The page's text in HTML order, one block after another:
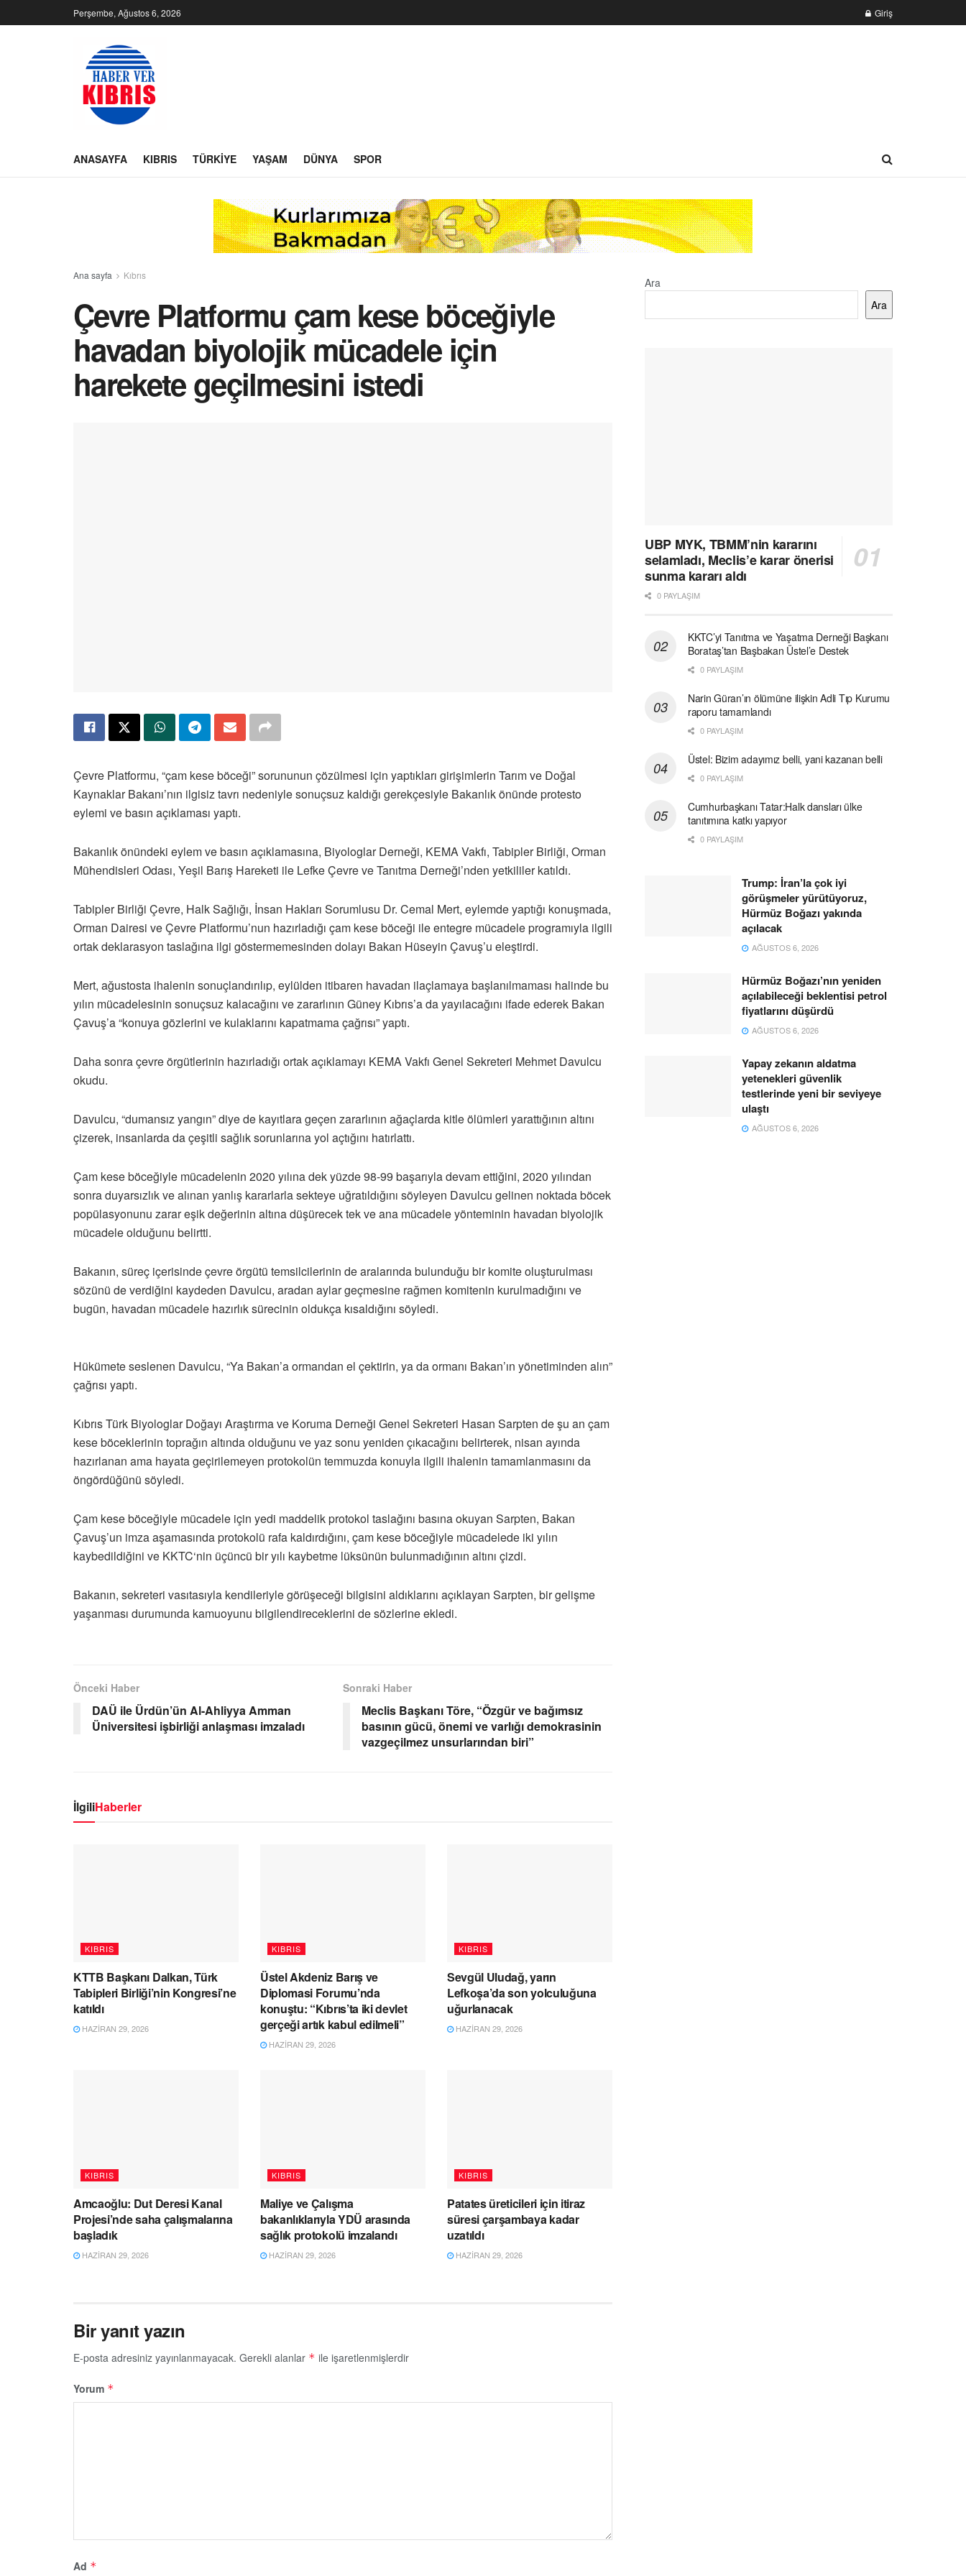
Perşembe, Ağustos 6, 2026 Giriş
ANASAYFA KIBRIS TÜRKIYE YAŞAM DÜNYA SPOR
Ana sayfa Kıbrıs
Çevre Platformu çam kese böceğiyle
havadan biyolojik mücadele için
harekete geçilmesini istedi
Çevre Platformu, “çam kese böceği” sorununun çözülmesi için yaptıkları girişimlerin Tarım ve Doğal
Kaynaklar Bakanı’nın ilgisiz tavrı nedeniyle sonuçsuz kaldığı gerekçesiyle Bakanlık önünde protesto
eylemi ve basın açıklaması yaptı.
Bakanlık önündeki eylem ve basın açıklamasına, Biyologlar Derneği, KEMA Vakfı, Tabipler Birliği, Orman
Mühendisleri Odası, Yeşil Barış Hareketi ile Lefke Çevre ve Tanıtma Derneği’nden yetkililer katıldı.
Tabipler Birliği Çevre, Halk Sağlığı, İnsan Hakları Sorumlusu Dr. Cemal Mert, eylemde yaptığı konuşmada,
Orman Dairesi ve Çevre Platformu’nun hazırladığı çam kese böceği ile entegre mücadele programıyla ilgili
ortak deklarasyon taslağına ilgi göstermemesinden dolayı Bakan Hüseyin Çavuş’u eleştirdi.
Mert, ağustosta ihalenin sonuçlandırılıp, eylülden itibaren havadan ilaçlamaya başlanılmaması halinde bu
yılın mücadelesinin sonuçsuz kalacağını ve zararlının Güney Kıbrıs’a da yayılacağını ifade ederek Bakan
Çavuş’a “konuya gözlerini ve kulaklarını kapatmama çağrısı” yaptı.
Daha sonra çevre örgütlerinin hazırladığı ortak açıklamayı KEMA Vakfı Genel Sekreteri Mehmet Davulcu
okudu.
Davulcu, “dumansız yangın” diye de kayıtlara geçen zararlının ağaçlarda kitle ölümleri yarattığının altını
çizerek, insanlarda da çeşitli sağlık sorunlarına yol açtığını hatırlattı.
Çam kese böceğiyle mücadelenin 2020 yılına dek yüzde 98-99 başarıyla devam ettiğini, 2020 yılından
sonra duyarsızlık ve alınan yanlış kararlarla sekteye uğratıldığını söyleyen Davulcu gelinen noktada böcek
popülasyonunu zarar eşik değerinin altına düşürecek tek ve ana mücadele yönteminin havadan biyolojik
mücadele olduğunu belirtti.
Bakanın, süreç içerisinde çevre örgütü temsilcilerinin de aralarında bulunduğu bir komite oluşturulması
sözünü de verdiğini kaydeden Davulcu, aradan aylar geçmesine rağmen komitenin kurulmadığını ve
bugün, havadan mücadele hazırlık sürecinin oldukça kısaldığını söyledi.
Hükümete seslenen Davulcu, “Ya Bakan’a ormandan el çektirin, ya da ormanı Bakan’ın yönetiminden alın”
çağrısı yaptı.
Kıbrıs Türk Biyologlar Doğayı Araştırma ve Koruma Derneği Genel Sekreteri Hasan Sarpten de şu an çam
kese böceklerinin toprağın altında olduğunu ve yaz sonu yeniden çıkacağını belirterek, nisan ayında
hazırlanan ama hayata geçirilemeyen protokolün temmuzda konuyla ilgili ihalenin tamamlanmasını da
öngördüğünü söyledi.
Çam kese böceğiyle mücadele için yedi maddelik protokol taslağını basına okuyan Sarpten, Bakan
Çavuş’un imza aşamasında protokolü rafa kaldırdığını, çam kese böceğiyle mücadelede iki yılın
kaybedildiğini ve KKTC‘nin üçüncü bir yılı kaybetme lüksünün bulunmadığının altını çizdi.
Bakanın, sekreteri vasıtasıyla kendileriyle görüşeceği bilgisini aldıklarını açıklayan Sarpten, bir gelişme
yaşanması durumunda kamuoyunu bilgilendireceklerini de sözlerine ekledi.
Önceki Haber
DAÜ ile Ürdün’ün Al-Ahliyya Amman
Üniversitesi işbirliği anlaşması imzaladı
Sonraki Haber
Meclis Başkanı Töre, “Özgür ve bağımsız
basının gücü, önemi ve varlığı demokrasinin
vazgeçilmez unsurlarından biri”
İlgiliHaberler
KIBRIS
KTTB Başkanı Dalkan, Türk
Tabipleri Birliği’nin Kongresi’ne
katıldı
HAZIRAN 29, 2026
KIBRIS
Üstel Akdeniz Barış ve
Diplomasi Forumu’nda
konuştu: “Kıbrıs’ta iki devlet
gerçeği artık kabul edilmeli”
HAZIRAN 29, 2026
KIBRIS
Sevgül Uludağ, yarın
Lefkoşa’da son yolculuğuna
uğurlanacak
HAZIRAN 29, 2026
KIBRIS
Amcaoğlu: Dut Deresi Kanal
Projesi’nde saha çalışmalarına
başladık
HAZIRAN 29, 2026
KIBRIS
Maliye ve Çalışma
bakanlıklarıyla YDÜ arasında
sağlık protokolü imzalandı
HAZIRAN 29, 2026
KIBRIS
Patates üreticileri için itiraz
süresi çarşambaya kadar
uzatıldı
HAZIRAN 29, 2026
Bir yanıt yazın
E-posta adresiniz yayınlanmayacak. Gerekli alanlar * ile işaretlenmişlerdir
Yorum *
Ad *
Ara
Ara
UBP MYK, TBMM’nin kararını
selamladı, Meclis’e karar önerisi
sunma kararı aldı
0 PAYLAŞIM
KKTC’yi Tanıtma ve Yaşatma Derneği Başkanı
Borataş’tan Başbakan Üstel’e Destek
0 PAYLAŞIM
Narin Güran’ın ölümüne ilişkin Adli Tıp Kurumu
raporu tamamlandı
0 PAYLAŞIM
Üstel: Bizim adayımız belli, yani kazanan belli
0 PAYLAŞIM
Cumhurbaşkanı Tatar:Halk dansları ülke
tanıtımına katkı yapıyor
0 PAYLAŞIM
Trump: İran’la çok iyi
görüşmeler yürütüyoruz,
Hürmüz Boğazı yakında
açılacak
AĞUSTOS 6, 2026
Hürmüz Boğazı’nın yeniden
açılabileceği beklentisi petrol
fiyatlarını düşürdü
AĞUSTOS 6, 2026
Yapay zekanın aldatma
yetenekleri güvenlik
testlerinde yeni bir seviyeye
ulaştı
AĞUSTOS 6, 2026